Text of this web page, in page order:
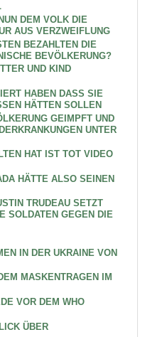
DEM VOLK DIE
AUS VERZWEIFLUNG
BEZAHLTEN DIE
BEVÖLKERUNG?
UND KIND
HABEN DASS SIE
HÄTTEN SOLLEN
GEIMPFT UND
UNTER
HAT IST TOT VIDEO
HÄTTE ALSO SEINEN
TRUDEAU SETZT
SOLDATEN GEGEN DIE
IN DER UKRAINE VON
MASKENTRAGEN IM
VOR DEM WHO
ÜBER